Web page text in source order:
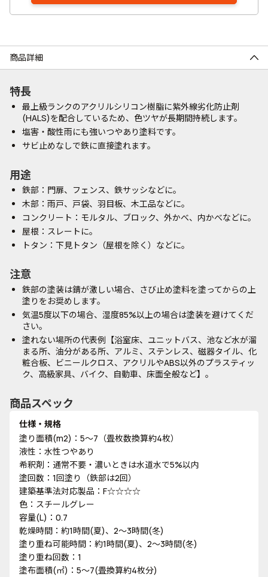
商品詳細
特長
最上級ランクのアクリルシリコン樹脂に紫外線劣化防止剤
(HALS)を配合しているため、色ツヤが長期間持続します。
塩害・酸性雨にも強いつやあり塗料です。
サビ止めなしで鉄に直接塗れます。
用途
鉄部：門扉、フェンス、鉄サッシなどに。
木部：雨戸、戸袋、羽目板、木工品などに。
コンクリート：モルタル、ブロック、外かべ、内かべなどに。
屋根：スレートに。
トタン：下見トタン（屋根を除く）などに。
注意
鉄部の塗装は錆が激しい場合、さび止め塗料を塗ってからの上
塗りをお奨めします。
気温5度以下の場合、湿度85%以上の場合は塗装を避けてくだ
さい。
塗れない場所の代表例【浴室床、ユニットバス、池など水が溜
まる所、油分がある所、アルミ、ステンレス、磁器タイル、化
粧合板、ビニールクロス、アクリルやABS以外のプラスティッ
ク、高級家具、バイク、自動車、床面全般など】。
商品スペック
仕様・規格
塗り面積(m2)：5～7（畳枚数換算約4枚）
液性：水性つやあり
希釈剤：通常不要・濃いときは水道水で5%以内
塗回数：1回塗り（鉄部は2回）
建築基準法対応製品：F☆☆☆☆
色：スチールグレー
容量(L)：0.7
乾燥時間：約1時間(夏)、2～3時間(冬)
塗り重ね可能時間：約1時間(夏)、2～3時間(冬)
塗り重ね回数：1
塗布面積(㎡)：5～7(畳換算約4枚分)